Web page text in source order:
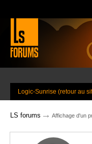
Logic-Sunrise (retour au
LS forums → Affichage d'un